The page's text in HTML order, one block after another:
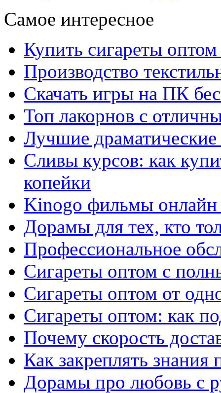
Самое интересное
Купить сигареты
Производство
Скачать игры на ПК
Топ лакорнов с
Лучшие
Сливы курсов: как
копейки
Kinogo фильмы онлайн
Дорамы для тех, кто
Профессиональное
Сигареты оптом с
Сигареты оптом от
Сигареты оптом: как
Почему скорость
Как закреплять знания
Дорамы про любовь с